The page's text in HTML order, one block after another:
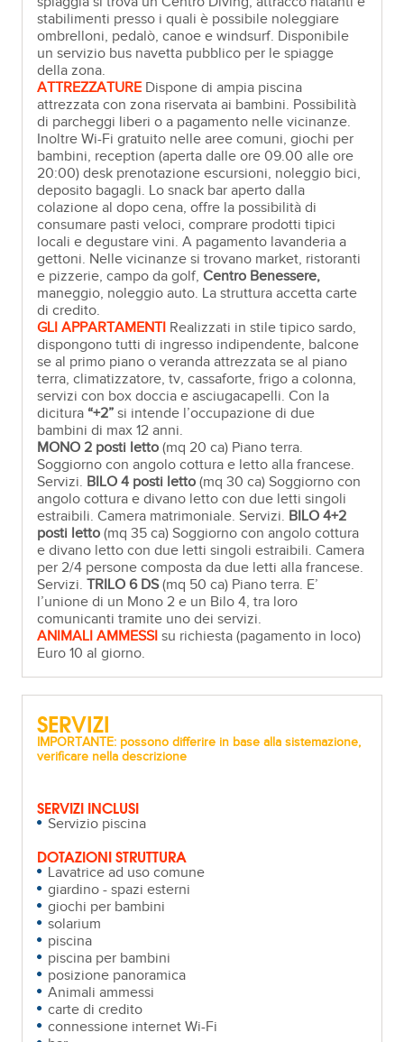
stabilimenti presso i quali è possibile noleggiare
ombrelloni, pedalò, canoe e windsurf. Disponibile
un servizio bus navetta pubblico per le spiagge
della zona.
ATTREZZATURE Dispone di ampia piscina
attrezzata con zona riservata ai bambini. Possibilità
di parcheggi liberi o a pagamento nelle vicinanze.
Inoltre Wi-Fi gratuito nelle aree comuni, giochi per
bambini, reception (aperta dalle ore 09.00 alle ore
20:00) desk prenotazione escursioni, noleggio bici,
deposito bagagli. Lo snack bar aperto dalla
colazione al dopo cena, offre la possibilità di
consumare pasti veloci, comprare prodotti tipici
locali e degustare vini. A pagamento lavanderia a
gettoni. Nelle vicinanze si trovano market, ristoranti
e pizzerie, campo da golf,Centro Benessere,
maneggio, noleggio auto. La struttura accetta carte
di credito.
GLI APPARTAMENTI Realizzati in stile tipico sardo,
dispongono tutti di ingresso indipendente, balcone
se al primo piano o veranda attrezzata se al piano
terra, climatizzatore, tv, cassaforte, frigo a colonna,
servizi con box doccia e asciugacapelli. Con la
dicitura “+2” si intende l’occupazione di due
bambini di max 12 anni.
MONO 2 posti letto (mq 20 ca) Piano terra.
Soggiorno con angolo cottura e letto alla francese.
Servizi. BILO 4 posti letto (mq 30 ca) Soggiorno con
angolo cottura e divano letto con due letti singoli
estraibili. Camera matrimoniale. Servizi. BILO 4+2
posti letto (mq 35 ca) Soggiorno con angolo cottura
e divano letto con due letti singoli estraibili. Camera
per 2/4 persone composta da due letti alla francese.
Servizi.TRILO 6 DS(mq 50 ca) Piano terra. E’
l’unione di un Mono 2 e un Bilo 4, tra loro
comunicanti tramite uno dei servizi.
ANIMALI AMMESSI su richiesta (pagamento in loco)
Euro 10 al giorno.
SERVIZI
IMPORTANTE: possono differire in base alla sistemazione,
verificare nella descrizione
SERVIZI INCLUSI
Servizio piscina
DOTAZIONI STRUTTURA
Lavatrice ad uso comune
giardino - spazi esterni
giochi per bambini
solarium
piscina
piscina per bambini
posizione panoramica
Animali ammessi
carte di credito
connessione internet Wi-Fi